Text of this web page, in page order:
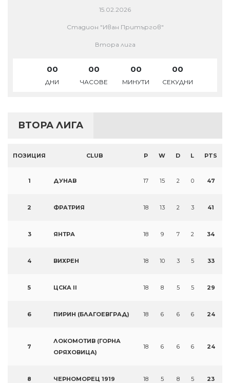
15.02.2026
Стадион "Иван Притъргов"
Втора лига
00
ДНИ
00
ЧАСОВЕ
00
МИНУТИ
00
СЕКУДНИ
ВТОРА ЛИГА
ПОЗИЦИЯ CLUB P W D L PTS
1 ДУНАВ 17 15 2 0 47
2 ФРАТРИЯ 18 13 2 3 41
3 ЯНТРА 18 9 7 2 34
4 ВИХРЕН 18 10 3 5 33
5 ЦСКА II 18 8 5 5 29
6 ПИРИН (БЛАГОЕВГРАД) 18 6 6 6 24
7
ЛОКОМОТИВ (ГОРНА
ОРЯХОВИЦА)
18 6 6 6 24
8 ЧЕРНОМОРЕЦ 1919 18 5 8 5 23